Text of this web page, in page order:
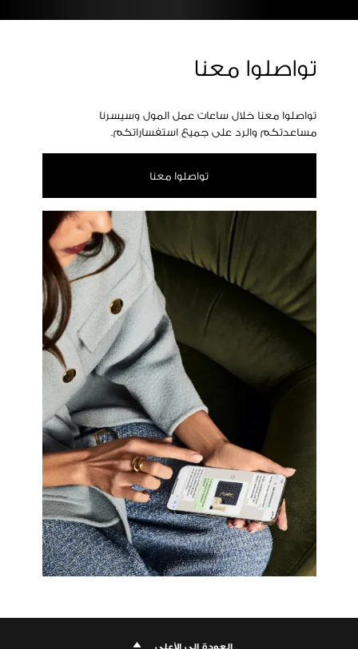
تواصلوا معنا
تواصلوا معنا خلال ساعات عمل المول وسيسرنا
مساعدتكم والرد على جميع استفساراتكم.
تواصلوا معنا